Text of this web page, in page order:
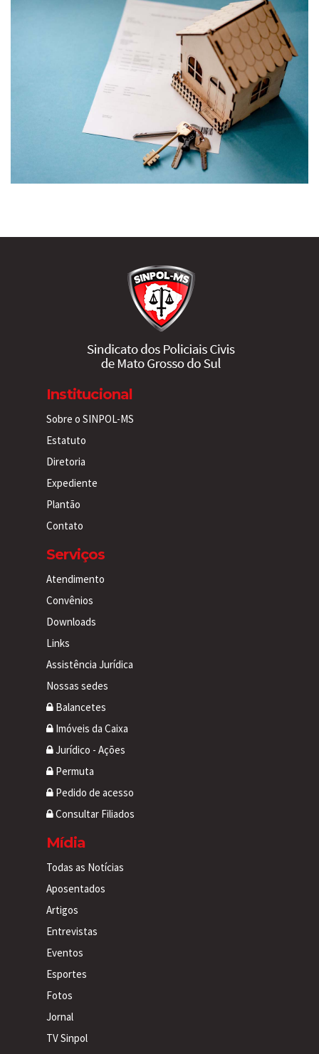
Institucional
Sobre o SINPOL-MS
Estatuto
Diretoria
Expediente
Plantão
Contato
Serviços
Atendimento
Convênios
Downloads
Links
Assistência Jurídica
Nossas sedes
Balancetes
Imóveis da Caixa
Jurídico - Ações
Permuta
Pedido de acesso
Consultar Filiados
Mídia
Todas as Notícias
Aposentados
Artigos
Entrevistas
Eventos
Esportes
Fotos
Jornal
TV Sinpol